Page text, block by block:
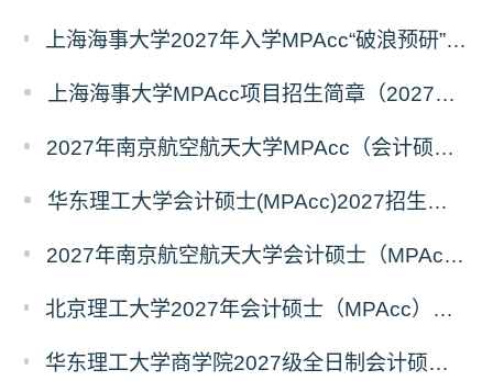
上海海事大学2027年入学MPAcc“破浪预研”系列招生宣讲活动正式发布
上海海事大学MPAcc项目招生简章（2027年）
2027年南京航空航天大学MPAcc（会计硕士）招生简章
华东理工大学会计硕士(MPAcc)2027招生宣传册
2027年南京航空航天大学会计硕士（MPAcc非全日制）招生简章
北京理工大学2027年会计硕士（MPAcc）招生说明（专业代码：125300）
华东理工大学商学院2027级全日制会计硕士（MPAcc）奖助学金方案